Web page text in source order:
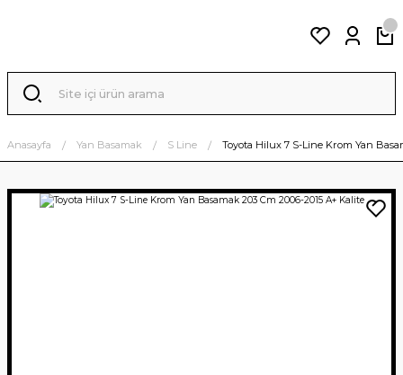
Anasayfa Yan Basamak S Line Toyota Hilux 7 S-Line Krom Yan